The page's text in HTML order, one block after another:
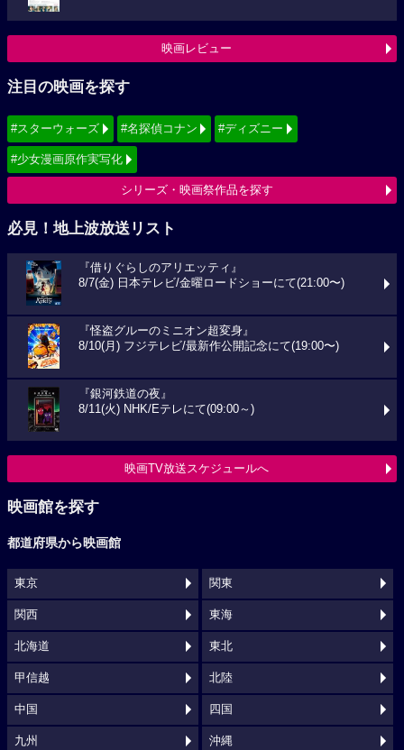
映画レビュー
注目の映画を探す
#スターウォーズ #名探偵コナン #ディズニー
#少女漫画原作実写化
シリーズ・映画祭作品を探す
必見！地上波放送リスト
『借りぐらしのアリエッティ』
8/7(金) 日本テレビ/金曜ロードショーにて(21:00〜)
『怪盗グルーのミニオン超変身』
8/10(月) フジテレビ/最新作公開記念にて(19:00〜)
『銀河鉄道の夜』
8/11(火) NHK/Eテレにて(09:00～)
映画TV放送スケジュールへ
映画館を探す
都道府県から映画館
東京 関東
関西 東海
北海道 東北
甲信越 北陸
中国 四国
九州 沖縄